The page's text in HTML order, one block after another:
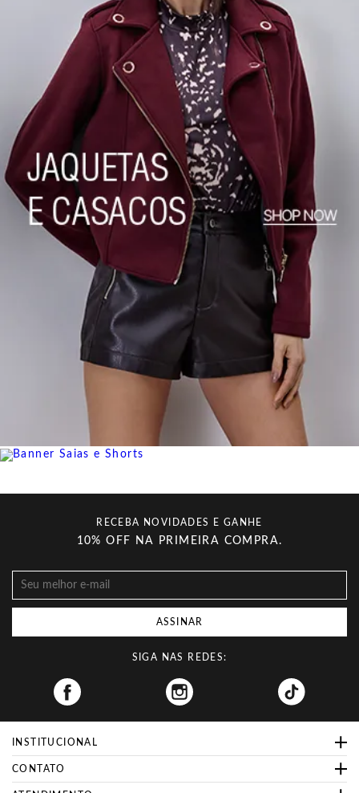
RECEBA NOVIDADES E GANHE
10% OFF NA PRIMEIRA COMPRA.
ASSINAR
SIGA NAS REDES:
Facebook
INSTITUCIONAL
CONTATO